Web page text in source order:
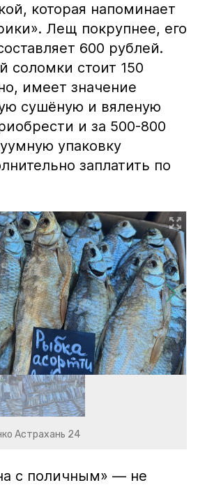
которая напоминает
Лещ покрупнее, его
600 рублей.
соломки стоит 150
имеет значение
сушёную и вяленую
и за 500-800
упаковку
заплатить по
Астрахань 24
с поличным» — не